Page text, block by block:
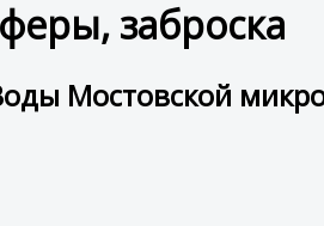
заброска
Мостовской